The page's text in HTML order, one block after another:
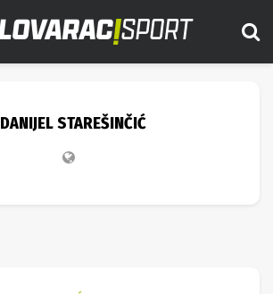
DANIJEL STAREŠINČIĆ